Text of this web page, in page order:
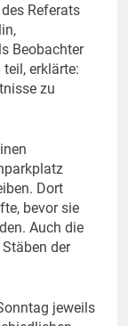
Referats
Beobachter
erklärte:
zu
Dort
bevor sie
Auch die
der
jeweils